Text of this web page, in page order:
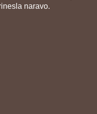
naravo.